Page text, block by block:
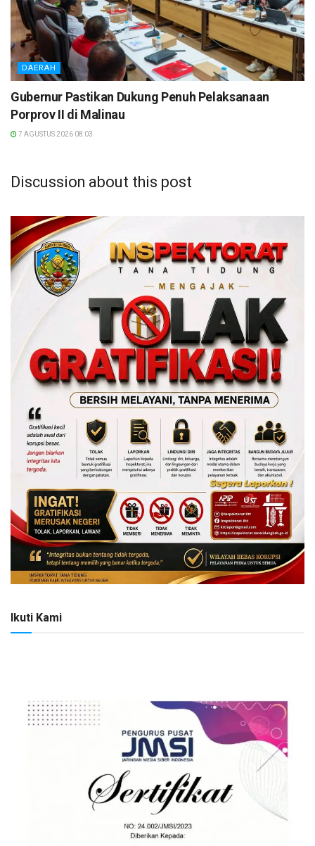
DAERAH
Gubernur Pastikan Dukung Penuh Pelaksanaan
Porprov II di Malinau
7 AGUSTUS 2026 08:03
Discussion about this post
Ikuti Kami